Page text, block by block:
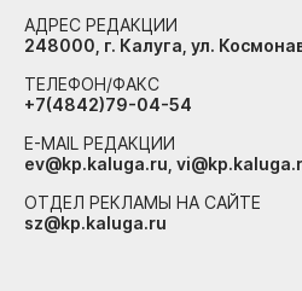
АДРЕС РЕДАКЦИИ
248000, г. Калуга, ул.
ТЕЛЕФОН/ФАКС
+7(4842)79-04-54
E-MAIL РЕДАКЦИИ
ev@kp.kaluga.ru,
ОТДЕЛ РЕКЛАМЫ НА САЙТЕ
sz@kp.kaluga.ru